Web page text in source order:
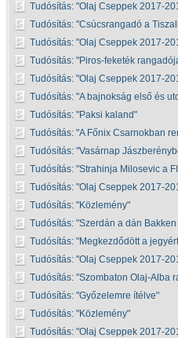
Tudósítás: Olaj Cseppek 2017-
Tudósítás: Csúcsrangadó a
Tudósítás: Olaj Cseppek 2017-
Tudósítás:
Piros-feketék
Tudósítás: Olaj Cseppek 2017-
Tudósítás: A bajnokság első és
Tudósítás:
Paksi kaland
Tudósítás: A Főnix Csarnokban
Tudósítás: Vasárnap
Tudósítás: Strahinja Milosevic a
Tudósítás: Olaj Cseppek 2017-
Tudósítás:
Közlemény
Tudósítás: Szerdán a dán
Tudósítás:
Megkezdődött a
Tudósítás: Olaj Cseppek 2017-
Tudósítás: Szombaton Olaj-Alba
Tudósítás: Győzelemre ítélve
Tudósítás:
Közlemény
Tudósítás: Olaj Cseppek 2017-